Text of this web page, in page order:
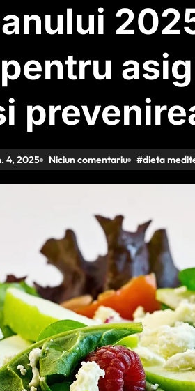
4, 2025 Niciun comentariu #dieta